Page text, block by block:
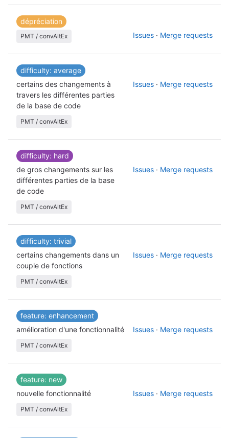
dépréciation
PMT / convAltEx Issues · Merge requests
difficulty: average
certains des changements à
travers les différentes parties
de la base de code
Issues · Merge requests
PMT / convAltEx
difficulty: hard
de gros changements sur les
différentes parties de la base
de code
Issues · Merge requests
PMT / convAltEx
difficulty: trivial
certains changements dans un
couple de fonctions
Issues · Merge requests
PMT / convAltEx
feature: enhancement
amélioration d'une fonctionnalité
Issues · Merge requests
PMT / convAltEx
feature: new
nouvelle fonctionnalité
Issues · Merge requests
PMT / convAltEx